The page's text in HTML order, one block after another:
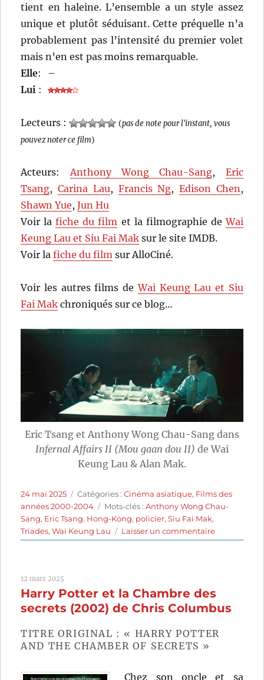
tient en haleine. L’ensemble a un style assez
unique et plutôt séduisant. Cette préquelle n’a
probablement pas l’intensité du premier volet
mais n’en est pas moins remarquable.
Elle:
–
Lui :
Lecteurs : (pas de note pour l'instant, vous
pouvez noter ce film)
Acteurs: Anthony Wong Chau-Sang, Eric
Tsang,Carina Lau, Francis Ng, Edison Chen ,
Shawn Yue,Jun Hu
Voir lafiche du film et la filmographie deWai
Keung Lau et Siu Fai Mak sur le site IMDB.
Voir lafiche du film sur AlloCiné.
Voir les autres films deWai Keung Lau et Siu
Fai Mak chroniqués sur ce blog…
Eric Tsang et Anthony Wong Chau-Sang dans
Infernal Affairs II (Mou gaan dou II) de Wai
Keung Lau & Alan Mak.
Publié
le
24 mai 2025 Catégories
Catégories :Cinéma asiatique, Films des
années 2000-2004
Étiquettes
Mots-clés :Anthony Wong Chau-
Sang, Eric Tsang, Hong-Kong, policier,Siu Fai Mak,
Triades,Wai Keung Lau Laisser un commentairesur
Infernal
de
Wai
Lau
12 mars 2025
Harry Potter et la Chambre des
secrets (2002) de Chris Columbus
TITRE ORIGINAL : « HARRY POTTER
AND THE CHAMBER OF SECRETS »
Chez son oncle et sa